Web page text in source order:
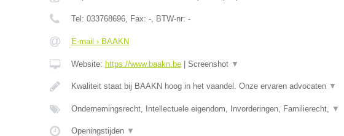
Tel: 033768696, Fax: -, BTW-nr: -
E-mail › BAAKN
Website: https://www.baakn.be| Screenshot ▼
Kwaliteit staat bij BAAKN hoog in het vaandel. Onze ervaren advocaten ▼
Ondernemingsrecht, Intellectuele eigendom, Invorderingen, Familierecht, ▼
Openingstijden ▼